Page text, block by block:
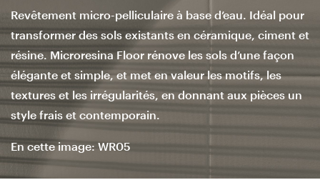
Revêtement micro-pelliculaire à base d’eau. Idéal pour
transformer des sols existants en céramique, ciment et
résine. Microresina Floor rénove les sols d’une façon
élégante et simple, et met en valeur les motifs, les
textures et les irrégularités, en donnant aux pièces un
style frais et contemporain.
En cette image: WR05